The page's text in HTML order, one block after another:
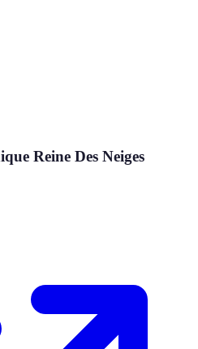
Reine Des Neiges